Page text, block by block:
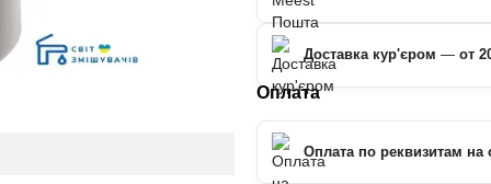
Доставка кур'єром — от
Оплата
Оплата по реквизитам на